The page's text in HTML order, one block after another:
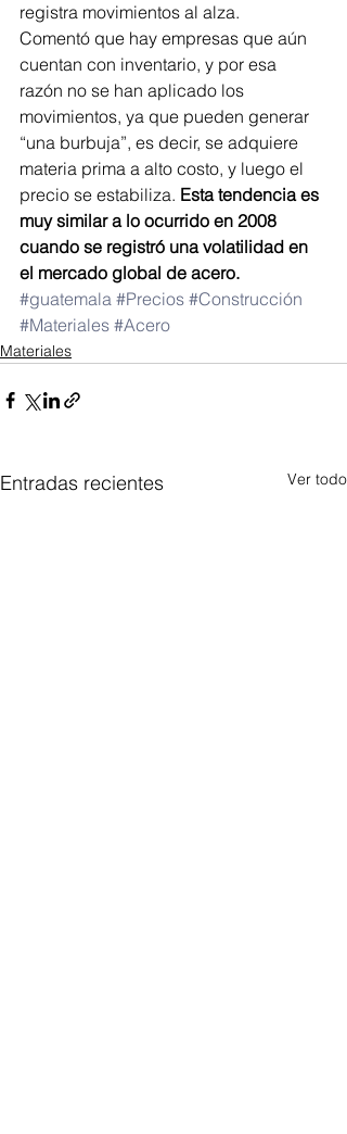
registra movimientos al alza.
Comentó que hay empresas que aún
cuentan con inventario, y por esa
razón no se han aplicado los
movimientos, ya que pueden generar
“una burbuja”, es decir, se adquiere
materia prima a alto costo, y luego el
precio se estabiliza. Esta tendencia es
muy similar a lo ocurrido en 2008
cuando se registró una volatilidad en
el mercado global de acero.
#guatemala #Precios #Construcción
#Materiales #Acero
Materiales
Entradas recientes Ver todo